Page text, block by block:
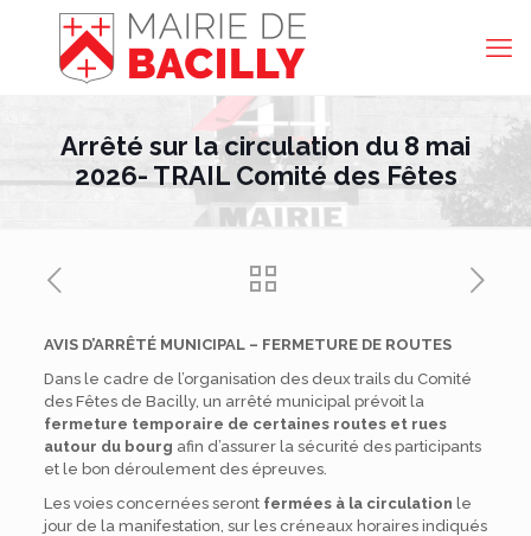
Arrêté sur la circulation du 8 mai
2026- TRAIL Comité des Fêtes
AVIS D’ARRÊTÉ MUNICIPAL – FERMETURE DE ROUTES
Dans le cadre de l’organisation des deux trails du Comité
des Fêtes de Bacilly, un arrêté municipal prévoit la
fermeture temporaire de certaines routes et rues
autour du bourg afin d’assurer la sécurité des participants
et le bon déroulement des épreuves.
Les voies concernées seront fermées à la circulation le
jour de la manifestation, sur les créneaux horaires indiqués